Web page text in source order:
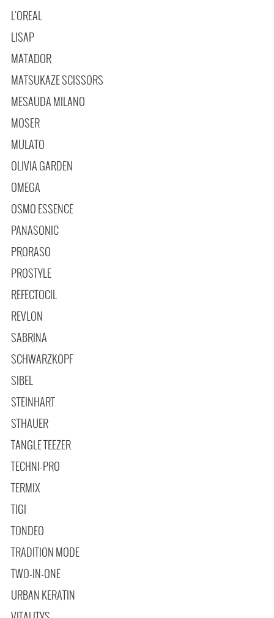
L'OREAL
LISAP
MATADOR
MATSUKAZE SCISSORS
MESAUDA MILANO
MOSER
MULATO
OLIVIA GARDEN
OMEGA
OSMO ESSENCE
PANASONIC
PRORASO
PROSTYLE
REFECTOCIL
REVLON
SABRINA
SCHWARZKOPF
SIBEL
STEINHART
STHAUER
TANGLE TEEZER
TECHNI-PRO
TERMIX
TIGI
TONDEO
TRADITION MODE
TWO-IN-ONE
URBAN KERATIN